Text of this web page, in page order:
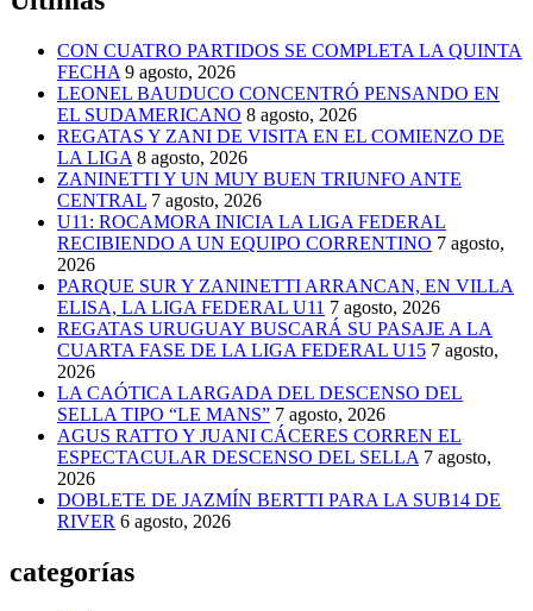
CON CUATRO PARTIDOS SE COMPLETA LA QUINTA
FECHA 9 agosto, 2026
LEONEL BAUDUCO CONCENTRÓ PENSANDO EN
EL SUDAMERICANO 8 agosto, 2026
REGATAS Y ZANI DE VISITA EN EL COMIENZO DE
LA LIGA 8 agosto, 2026
ZANINETTI Y UN MUY BUEN TRIUNFO ANTE
CENTRAL 7 agosto, 2026
U11: ROCAMORA INICIA LA LIGA FEDERAL
RECIBIENDO A UN EQUIPO CORRENTINO 7 agosto,
2026
PARQUE SUR Y ZANINETTI ARRANCAN, EN VILLA
ELISA, LA LIGA FEDERAL U11 7 agosto, 2026
REGATAS URUGUAY BUSCARÁ SU PASAJE A LA
CUARTA FASE DE LA LIGA FEDERAL U15 7 agosto,
2026
LA CAÓTICA LARGADA DEL DESCENSO DEL
SELLA TIPO “LE MANS” 7 agosto, 2026
AGUS RATTO Y JUANI CÁCERES CORREN EL
ESPECTACULAR DESCENSO DEL SELLA 7 agosto,
2026
DOBLETE DE JAZMÍN BERTTI PARA LA SUB14 DE
RIVER 6 agosto, 2026
categorías